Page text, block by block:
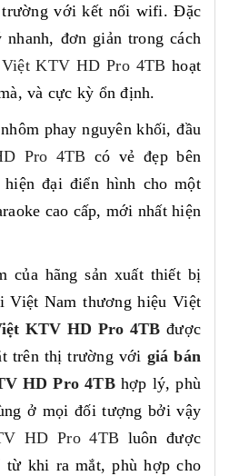
trường với kết nối wifi. Đặc
đơn giản trong cách
Việt KTV HD Pro 4TBhoạt
và cực kỳ ổn định.
phay nguyên khối, đầu
Pro 4TB có vẻ đẹp bên
hiện đại điển hình cho một
cao cấp, mới nhất hiện
của hãng sản xuất thiết bị
Việt Nam thương hiệu Việt
KTV HD Pro 4TB được
trên thị trường với giá bán
HD Pro 4TB hợp lý, phù
ở mọi đối tượng bởi vậy
HD Pro 4TB luôn được
từ khi ra mắt, phù hợp cho